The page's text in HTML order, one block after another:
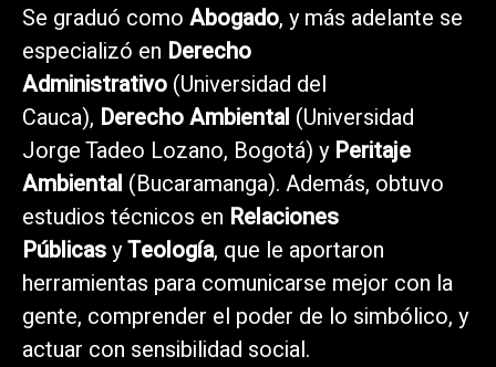
Se graduó como Abogado, y más adelante se
especializó en Derecho
Administrativo (Universidad del
Cauca), Derecho Ambiental (Universidad
Jorge Tadeo Lozano, Bogotá) y Peritaje
Ambiental (Bucaramanga). Además, obtuvo
estudios técnicos en Relaciones
PúblicasyTeología, que le aportaron
herramientas para comunicarse mejor con la
gente, comprender el poder de lo simbólico, y
actuar con sensibilidad social.